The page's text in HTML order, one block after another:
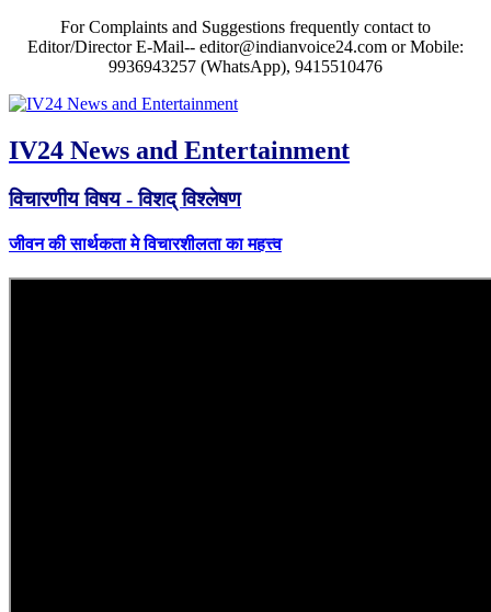
For Complaints and Suggestions frequently contact to
Editor/Director E-Mail-- editor@indianvoice24.com or Mobile:
9936943257 (WhatsApp), 9415510476
IV24 News and Entertainment
विचारणीय विषय - विशद् विश्लेषण
जीवन की सार्थकता मे विचारशीलता का महत्त्व